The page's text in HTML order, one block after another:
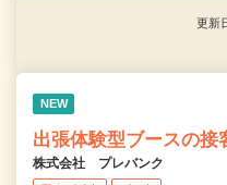
更新
NEW
出張体験型ブースの接
株式会社 プレバンク